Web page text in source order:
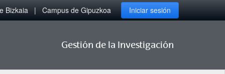
Bizkaia Campus de Gipuzkoa Iniciar sesión
Gestión de la Investigación